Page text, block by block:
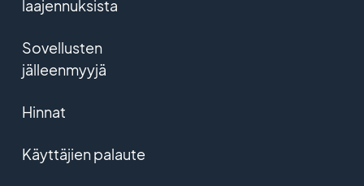
laajennuksista
Sovellusten
jälleenmyyjä
Hinnat
Käyttäjien palaute